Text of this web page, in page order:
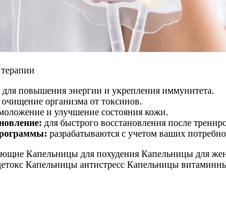
для повышения энергии и укрепления иммунитета.
очищение организма от токсинов.
и улучшение состояния кожи.
для быстрого восстановления после
разрабатываются с учетом ваших
Капельницы для похудения Капельницы для
Капельницы антистресс Капельницы